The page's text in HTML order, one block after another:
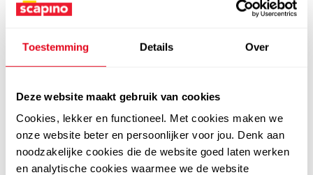
Toestemming Details Over
Deze website maakt gebruik van cookies
Cookies, lekker en functioneel. Met cookies maken we
onze website beter en persoonlijker voor jou. Denk aan
noodzakelijke cookies die de website goed laten werken
en analytische cookies waarmee we de website